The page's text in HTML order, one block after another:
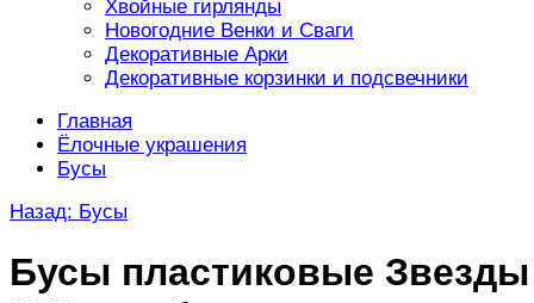
Хвойные гирлянды
Новогодние Венки и Сваги
Декоративные Арки
Декоративные корзинки и подсвечники
Главная
Ёлочные украшения
Бусы
Назад: Бусы
Бусы пластиковые Звезды